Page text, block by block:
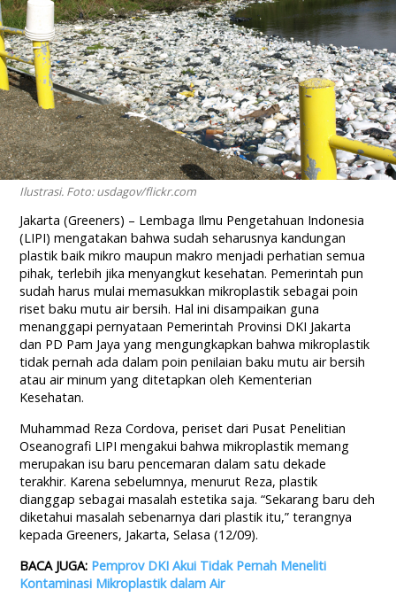
Ilustrasi. Foto: usdagov/flickr.com
Jakarta (Greeners) – Lembaga Ilmu Pengetahuan Indonesia
(LIPI) mengatakan bahwa sudah seharusnya kandungan
plastik baik mikro maupun makro menjadi perhatian semua
pihak, terlebih jika menyangkut kesehatan. Pemerintah pun
sudah harus mulai memasukkan mikroplastik sebagai poin
riset baku mutu air bersih. Hal ini disampaikan guna
menanggapi pernyataan Pemerintah Provinsi DKI Jakarta
dan PD Pam Jaya yang mengungkapkan bahwa mikroplastik
tidak pernah ada dalam poin penilaian baku mutu air bersih
atau air minum yang ditetapkan oleh Kementerian
Kesehatan.
Muhammad Reza Cordova, periset dari Pusat Penelitian
Oseanografi LIPI mengakui bahwa mikroplastik memang
merupakan isu baru pencemaran dalam satu dekade
terakhir. Karena sebelumnya, menurut Reza, plastik
dianggap sebagai masalah estetika saja. “Sekarang baru deh
diketahui masalah sebenarnya dari plastik itu,” terangnya
kepada Greeners, Jakarta, Selasa (12/09).
BACA JUGA: Pemprov DKI Akui Tidak Pernah Meneliti
Kontaminasi Mikroplastik dalam Air